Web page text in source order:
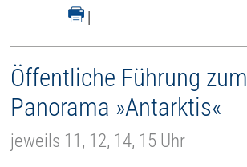
|
Öffentliche Führung zum
Panorama »Antarktis«
jeweils 11, 12, 14, 15 Uhr